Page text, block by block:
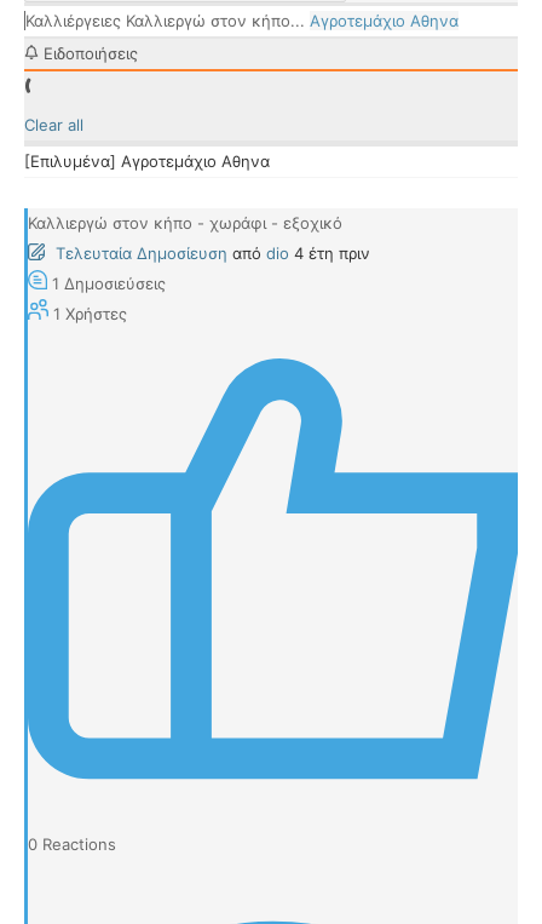
Καλλιέργειες Καλλιεργώ στον κήπο... Αγροτεμάχιο Αθηνα
Ειδοποιήσεις
Clear all
[Επιλυμένα] Αγροτεμάχιο Αθηνα
Καλλιεργώ στον κήπο - χωράφι - εξοχικό
Τελευταία Δημοσίευση από dio 4 έτη πριν
1 Δημοσιεύσεις
1 Χρήστες
0 Reactions